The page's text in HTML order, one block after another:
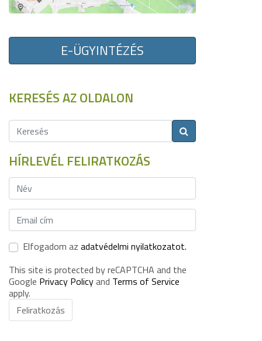
E-ÜGYINTÉZÉS
KERESÉS AZ OLDALON
HÍRLEVÉL FELIRATKOZÁS
Elfogadom az adatvédelmi nyilatkozatot.
This site is protected by reCAPTCHA and the
Google Privacy Policyand Terms of Service
apply.
Feliratkozás